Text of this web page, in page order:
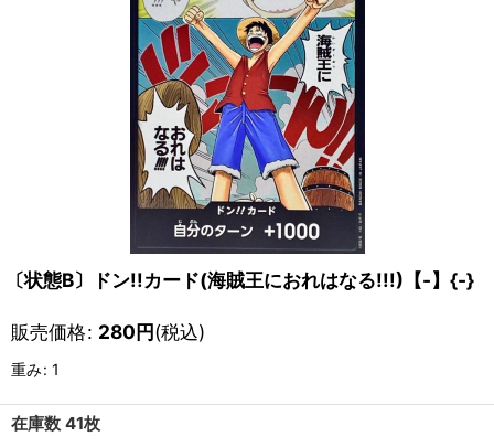
〔状態B〕ドン!!カード(海賊王におれはなる!!!)【-】{-}
販売価格: 280円(税込)
重み: 1
在庫数 41枚